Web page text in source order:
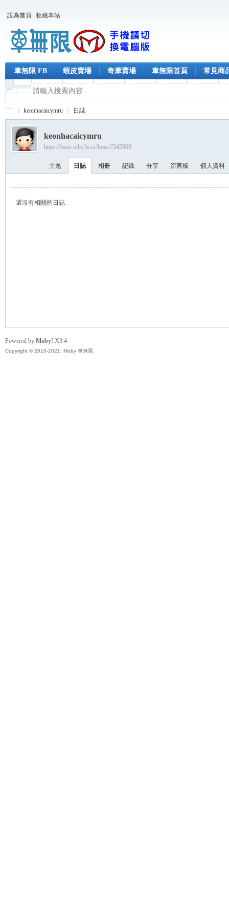
設為首頁 收藏本站
車無限 FB 蝦皮賣場 奇摩賣場 車無限首頁 常見商
›
keonhacaicymru 日誌
keonhacaicymru
https://boss.why3s.cc/boss/?245909
主題 日誌 相冊 記錄 分享 留言板 個人資料
還沒有相關的日誌
Powered by Moby! X3.4
Copyright © 2010-2021, Moby 車無限.